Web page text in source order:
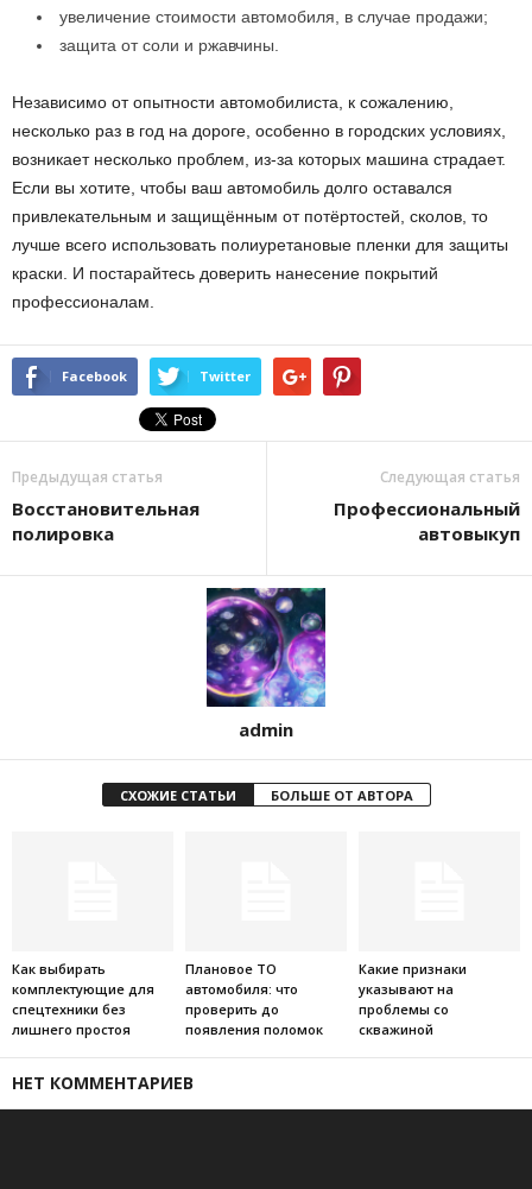
увеличение стоимости автомобиля, в случае продажи;
защита от соли и ржавчины.
Независимо от опытности автомобилиста, к сожалению,
несколько раз в год на дороге, особенно в городских условиях,
возникает несколько проблем, из-за которых машина страдает.
Если вы хотите, чтобы ваш автомобиль долго оставался
привлекательным и защищённым от потёртостей, сколов, то
лучше всего использовать полиуретановые пленки для защиты
краски. И постарайтесь доверить нанесение покрытий
профессионалам.
Facebook Twitter
Предыдущая статья
Восстановительная
полировка
Следующая статья
Профессиональный
автовыкуп
admin
СХОЖИЕ СТАТЬИ БОЛЬШЕ ОТ АВТОРА
Как выбирать
комплектующие для
спецтехники без
лишнего простоя
Плановое ТО
автомобиля: что
проверить до
появления поломок
Какие признаки
указывают на
проблемы со
скважиной
НЕТ КОММЕНТАРИЕВ